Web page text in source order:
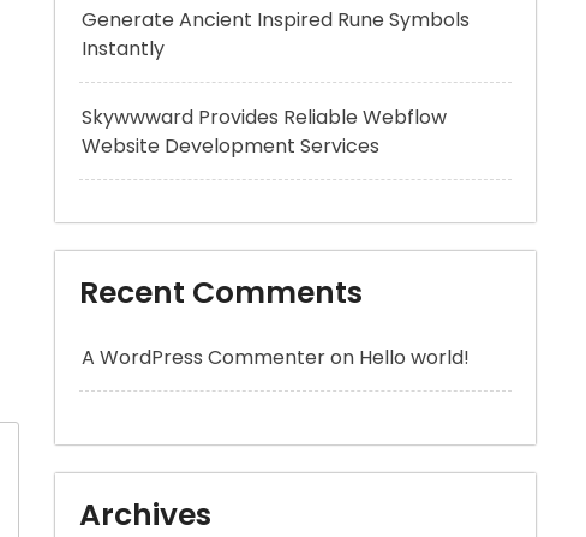
Generate Ancient Inspired Rune Symbols
Instantly
Skywwward Provides Reliable Webflow
Website Development Services
Recent Comments
A WordPress Commenteron Hello world!
Archives